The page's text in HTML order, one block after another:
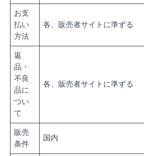
お支
払い
方法
各、販売者サイトに準ずる
返
品・
不良
品に
つい
て
各、販売者サイトに準ずる
販売
条件
国内